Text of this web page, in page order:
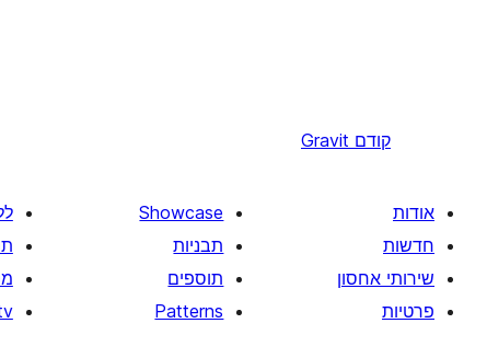
קודם Gravit
אודות
חדשות
שירותי אחסון
פרטיות
Showcase
תבניות
תוספים
Patterns